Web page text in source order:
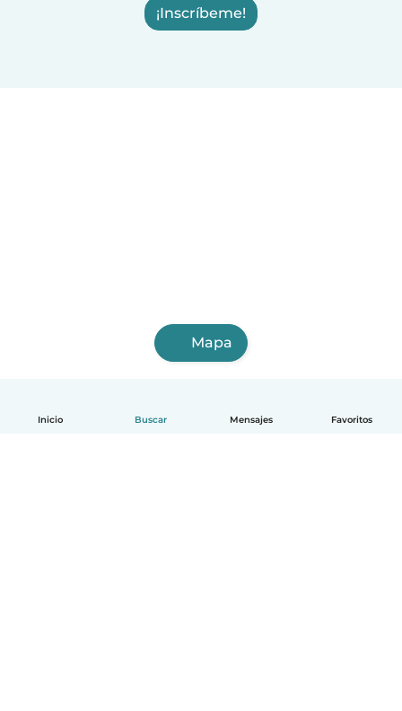
Inicio Buscar Mensajes Favoritos
¡Inscríbeme!
Mapa